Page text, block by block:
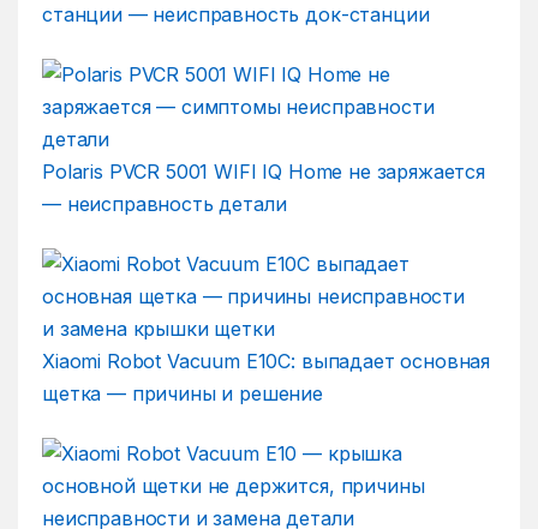
станции — неисправность док-станции
Polaris PVCR 5001 WIFI IQ Home не заряжается
— неисправность детали
Xiaomi Robot Vacuum E10C: выпадает основная
щетка — причины и решение